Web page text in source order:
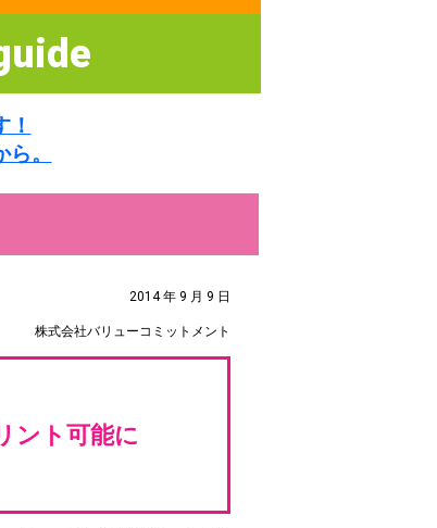
！
。
2014 年 9 月 9 日
株式会社バリューコミットメント
ント可能に